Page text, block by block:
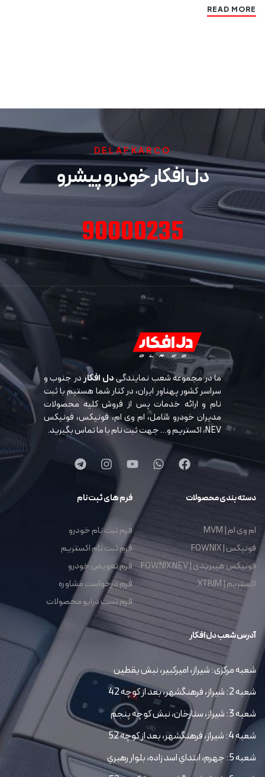
READ MORE
DELAFKARCO
دل افکار خودرو پیشرو
90000235
ما در مجموعه شعب نمایندگیدل افکاردر جنوب و
سراسر کشور پهناور ایران، در کنار شما هستیم با ثبت
نام و ارائه خدمات پس از فروش کلیه محصولات
مدیران خودرو شامل، ام وی ام، فونیکس، فونیکس
NEV، اکستریم و… جهت ثبت نام با ما تماس بگیرید.
دسته بندی محصولات
ام وی ام | MVM
فونیکس | FOWNIX
فونیکس هیبریدی | FOWNIX NEV
اکستریم | XTRIM
فرم های ثبت نام
فرم ثبت نام خودرو
فرم ثبت نام اکستریم
فرم تعویض خودرو
فرم درخواست مشاوره
فرم تست درایو محصولات
آدرس شعب دل افکار
شعبه مرکزی: شیراز، امیرکبیر، نبش یقطین
شعبه 2: شیراز، فرهنگشهر، بعد از کوچه 42
شعبه 3: شیراز، ستارخان، نبش کوچه پنجم
شعبه 4: شیراز، فرهنگشهر، بعد از کوچه 52
شعبه 5: جهرم، ابتداي اسد زاده، بلوار رهبري